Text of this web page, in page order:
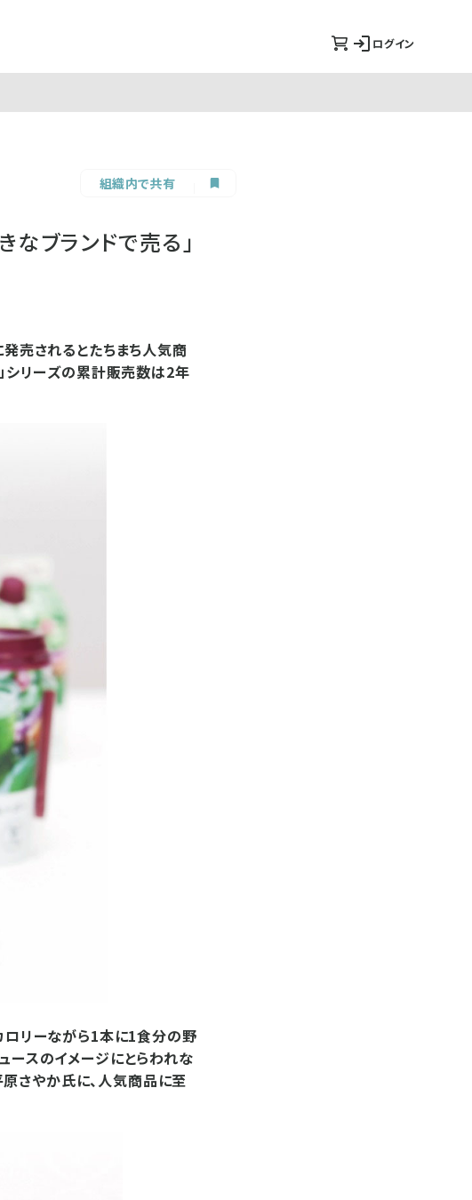
ログイン
組織内で共有
ブランドで売る」
売されるとたちまち人気商
シリーズの累計販売数は2年
ロリーながら1本に1食分の野
ースのイメージにとらわれな
さやか氏に、人気商品に至